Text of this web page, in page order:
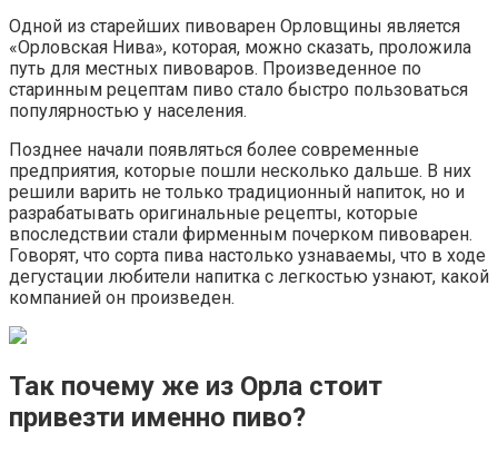
Одной из старейших пивоварен Орловщины является
«Орловская Нива», которая, можно сказать, проложила
путь для местных пивоваров. Произведенное по
старинным рецептам пиво стало быстро пользоваться
популярностью у населения.
Позднее начали появляться более современные
предприятия, которые пошли несколько дальше. В них
решили варить не только традиционный напиток, но и
разрабатывать оригинальные рецепты, которые
впоследствии стали фирменным почерком пивоварен.
Говорят, что сорта пива настолько узнаваемы, что в ходе
дегустации любители напитка с легкостью узнают, какой
компанией он произведен.
Так почему же из Орла стоит
привезти именно пиво?